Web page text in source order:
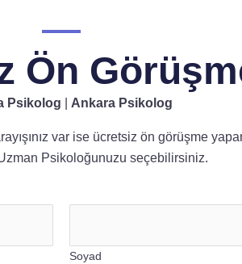
Ön
Psikolog Ankara Psikolog
var ise ücretsiz ön görüşme
Psikoloğunuzu seçebilirsiniz.
Soyad